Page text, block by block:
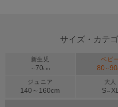
サイズ・カテ
新生児
～ 70cm
ベビ
80 ～90
ジュニア
140～ 160cm
大人
S～ XL